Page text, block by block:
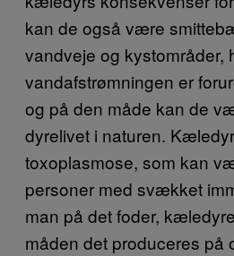
kan de også være
vandveje og kystområder,
vandafstrømningen er
og på den måde kan de
dyrelivet i naturen.
toxoplasmose, som kan
personer med svækket
man på det foder,
måden det produceres på